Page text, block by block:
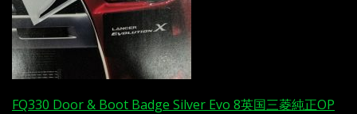
FQ330 Door & Boot Badge Silver Evo 8英国三菱純正OP